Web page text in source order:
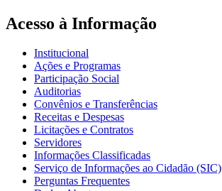
Acesso à Informação
Institucional
Ações e Programas
Participação Social
Auditorias
Convênios e Transferências
Receitas e Despesas
Licitações e Contratos
Servidores
Informações Classificadas
Serviço de Informações ao Cidadão (SIC)
Perguntas Frequentes